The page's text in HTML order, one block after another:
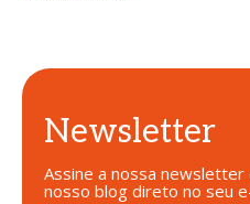
Newsletter
Assine a nossa
nosso blog direto no seu